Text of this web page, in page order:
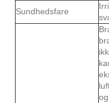
Sundhedsfare